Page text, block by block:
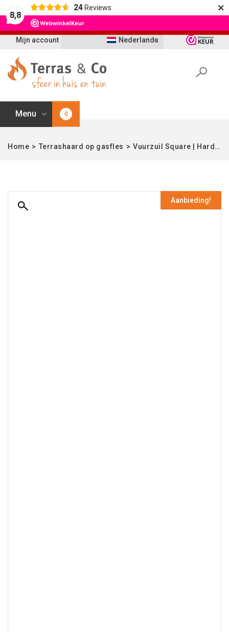
8,8
24 Reviews ×
Nederlands
Mijn account
Menu 0
Home > Terrashaard op gasfles > Vuurzuil Square | Hardhout & Staal | Easyfires
Aanbieding!
Let op: t/m 21 augustus worden bestellingen
vertraagd geleverd i.v.m. vakantie